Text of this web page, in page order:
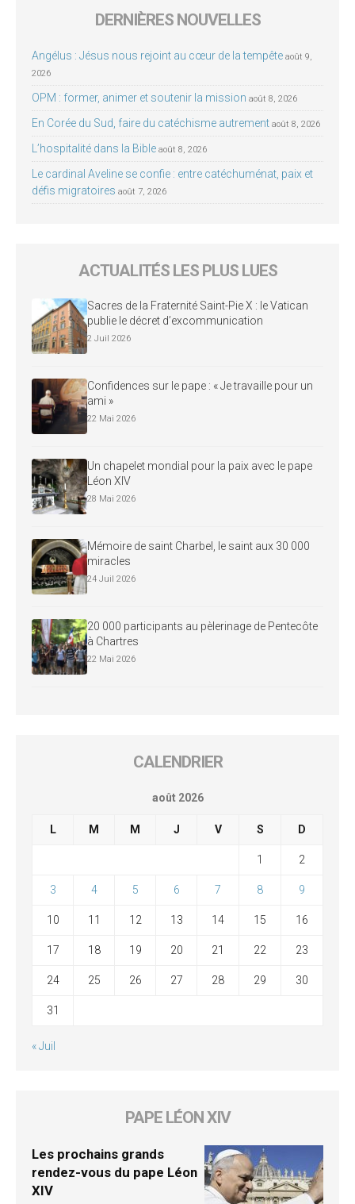
DERNIÈRES NOUVELLES
Angélus : Jésus nous rejoint au cœur de la tempête août 9,
2026
OPM : former, animer et soutenir la mission août 8, 2026
En Corée du Sud, faire du catéchisme autrement août 8, 2026
L’hospitalité dans la Bible août 8, 2026
Le cardinal Aveline se confie : entre catéchuménat, paix et
défis migratoires août 7, 2026
ACTUALITÉS LES PLUS LUES
Sacres de la Fraternité Saint-Pie X : le Vatican
publie le décret d’excommunication
2 Juil 2026
Confidences sur le pape : « Je travaille pour un
ami »
22 Mai 2026
Un chapelet mondial pour la paix avec le pape
Léon XIV
28 Mai 2026
Mémoire de saint Charbel, le saint aux 30 000
miracles
24 Juil 2026
20 000 participants au pèlerinage de Pentecôte
à Chartres
22 Mai 2026
CALENDRIER
août 2026
L M M J V S D
1 2
3 4 5 6 7 8 9
10 11 12 13 14 15 16
17 18 19 20 21 22 23
24 25 26 27 28 29 30
31
« Juil
PAPE LÉON XIV
Les prochains grands
rendez-vous du pape Léon
XIV